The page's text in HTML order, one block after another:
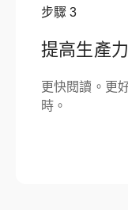
步驟 3
提高生產力
更快閱讀。更
時。